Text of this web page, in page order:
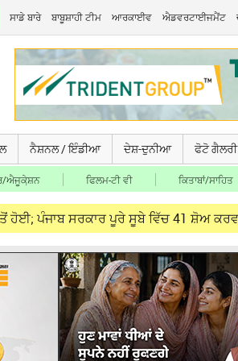
ਸਾਡੇ ਬਾਰੇ ਬਾਬੂਸ਼ਾਹੀ ਟੀਮ ਆਰਕਾਈਵ ਐਡਵਰਟਾਈਜਮੈਂਟ
ਨੈਸ਼ਨਲ / ਇੰਡੀਆ ਦੇਸ਼-ਦੁਨੀਆ ਫੋਟੋ ਗੈਲਰੀ
ਐਜੂਕੇ਼ਸ਼ਨ ਫਿਲਮ-ਟੀ ਵੀ ਕਿਤਾਬਾਂ/ਸਾਹਿਤ
ਪੂਰੇ ਸੂਬੇ ਵਿੱਚ 41 ਸ਼ੋਅ ਕਰਵਾਏਗੀ: CM